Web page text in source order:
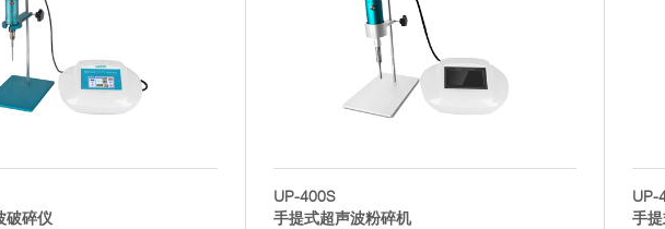
破碎仪
UP-400S
手提式超声波粉碎机
UP-
手